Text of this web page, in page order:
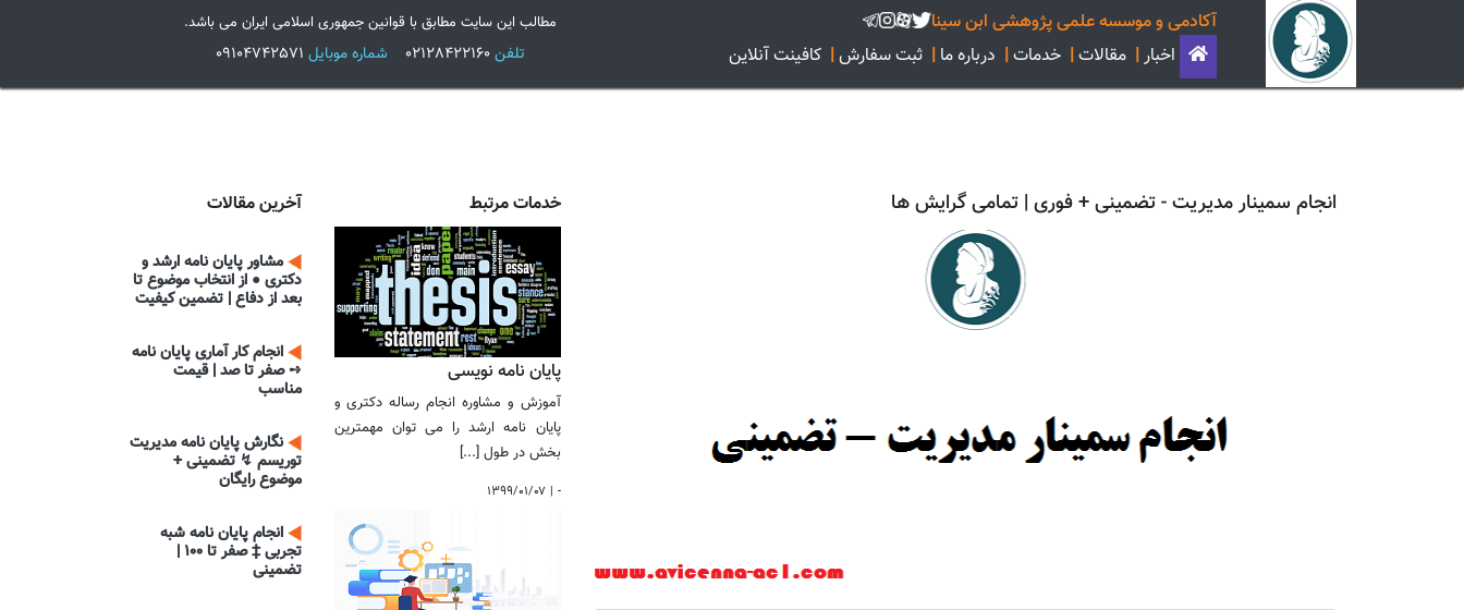
آکادمی و موسسه علمی پژوهشی ابن سینا
|اخبار |مقالات |خدمات | درباره ما |ثبت سفارش کافینت آنلاین
مطالب این سایت مطابق با قوانین جمهوری اسلامی ایران می باشد.
شماره موبایل تلفن02128422160
انجام سمینار مدیریت - تضمینی + فوری | تمامی گرایش ها خدمات مرتبط
پایان نامه نویسی
آموزش و مشاوره انجام رساله دکتری و
پایان نامه ارشد را می توان مهمترین
بخش در طول [...]
۱۳۹۹/۰۱/۰۷ | -
آخرین مقالات
مشاور پایان نامه ارشد و
دکتری ● از انتخاب موضوع تا
بعد از دفاع | تضمین کیفیت
انجام کار آماری پایان نامه
➺ صفر تا صد | قیمت
مناسب
نگارش پایان نامه مدیریت
توریسم ↯ تضمینی +
موضوع رایگان
انجام پایان نامه شبه
تجربی ‡ صفر تا 100 |
تضمینی